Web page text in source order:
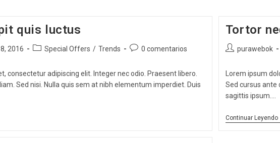
quis luctus
2016 Special Offers / Trends 0 comentarios
consectetur adipiscing elit. Integer nec odio. Praesent libero.
Sed nisi. Nulla quis sem at nibh elementum imperdiet. Duis
Tortor
purawebok
Lorem ipsum
Sed cursus ante
sagittis ipsum.…
Continuar Leyendo